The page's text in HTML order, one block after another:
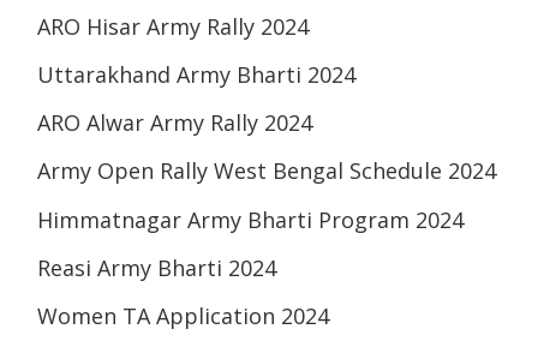
ARO Hisar Army Rally 2024
Uttarakhand Army Bharti 2024
ARO Alwar Army Rally 2024
Army Open Rally West Bengal Schedule 2024
Himmatnagar Army Bharti Program 2024
Reasi Army Bharti 2024
Women TA Application 2024